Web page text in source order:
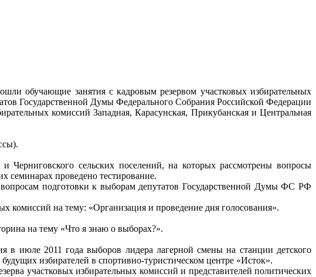
обучающие занятия с кадровым резервом участковых избирательных
Государственной Думы Федерального Собрания Российской Федерации
комиссий Западная, Карасунская, Прикубанская и Центральная
сельских поселений, на которых рассмотрены вопросы
семинарах проведено тестирование.
подготовки к выборам депутатов Государственной Думы ФС РФ
комиссий на тему: «Организация и проведение дня голосования».
на тему «Что я знаю о выборах?».
в июле 2011 года выборов лидера лагерной смены на станции детского
избирателей в спортивно-туристическом центре «Исток».
участковых избирательных комиссий и представителей политических